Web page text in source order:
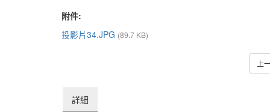
附件:
投影片34.JPG (89.7 KB)
上
詳細